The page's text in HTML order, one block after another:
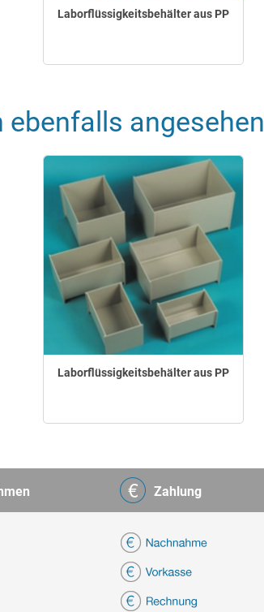
Laborflüssigkeitsbehälter aus PP
ebenfalls angesehen
Laborflüssigkeitsbehälter aus PP
Zahlung